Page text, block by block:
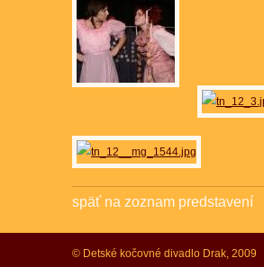
späť na zoznam predstavení
© Detské kočovné divadlo Drak, 2009